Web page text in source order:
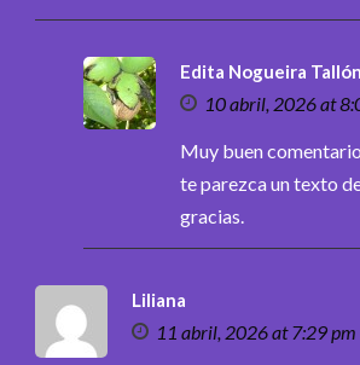
Edita Nogueira Tallón
10 abril, 2026 at
Muy buen
te parezca un texto
gracias.
Liliana
11 abril, 2026 at 7:29 pm